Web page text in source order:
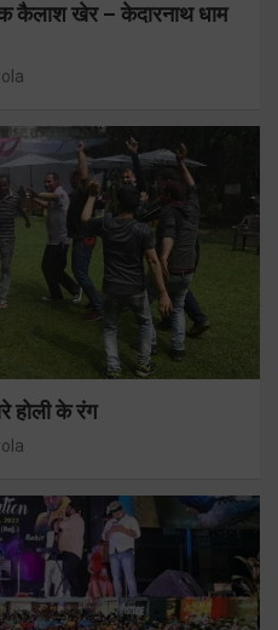
कैलाश खेर – केदारनाथ धाम
होली के रंग